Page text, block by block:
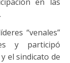
“venales”
y participó
el sindicato de